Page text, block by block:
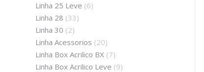
Linha 25 Leve (6)
Linha 28 (33)
Linha 30 (2)
Linha Acessorios (20)
Linha Box Acrilico BX (7)
Linha Box Acrilico Leve (9)